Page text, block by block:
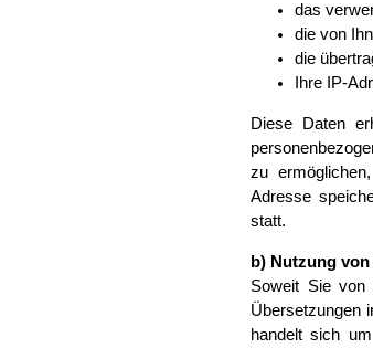
das
die von
die
Ihre IP-
Diese Daten
zu
Adresse
statt.
b) Nutzung
Soweit Sie von
Übersetzungen
handelt sich